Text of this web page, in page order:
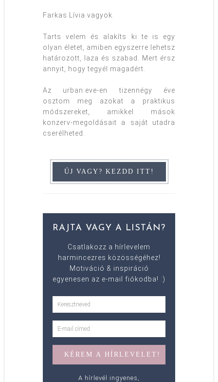
Farkas Lívia vagyok.
Tarts velem és alakíts ki te is egy
olyan életet, amiben egyszerre lehetsz
határozott, laza és szabad. Mert érsz
annyit, hogy tegyél magadért.
Az urban:eve-en tizennégy éve
osztom meg azokat a praktikus
módszereket, amikkel mások
konzerv-megoldásait a saját utadra
cserélheted.
RAJTA VAGY A LISTÁN?
Csatlakozz a hírlevelem
harmincezres közösségéhez!
Motiváció & inspiráció
egyenesen az e-mail fiókodba! :)
A hírlevél ingyenes,